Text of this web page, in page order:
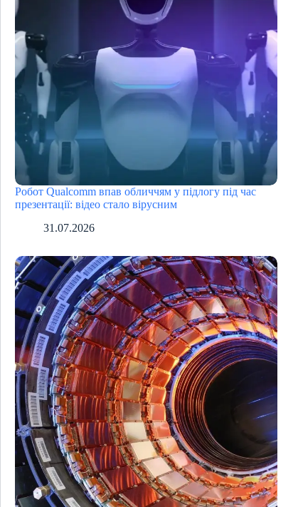
Робот Qualcomm впав обличчям у підлогу під час
презентації: відео стало вірусним
31.07.2026